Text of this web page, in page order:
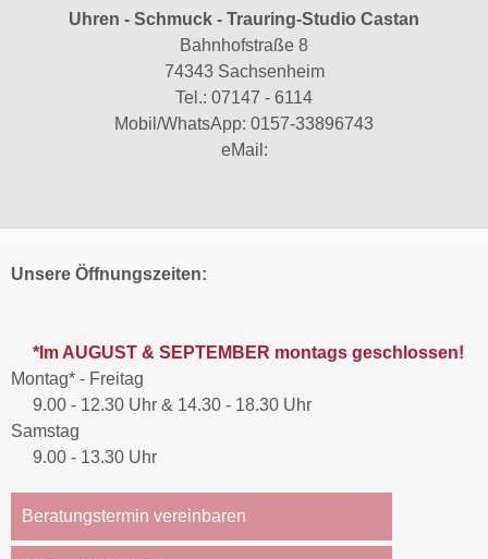
Uhren - Schmuck - Trauring-Studio Castan
Bahnhofstraße 8
74343 Sachsenheim
Tel.: 07147 - 6114
Mobil/WhatsApp: 0157-33896743
eMail:
Unsere Öffnungszeiten:
*Im AUGUST & SEPTEMBER montags geschlossen!
Montag* - Freitag
9.00 - 12.30 Uhr & 14.30 - 18.30 Uhr
Samstag
9.00 - 13.30 Uhr
Beratungstermin vereinbaren